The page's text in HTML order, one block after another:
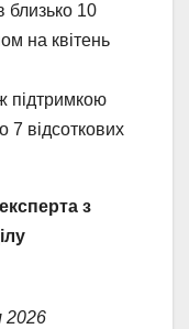
близько 10
на квітень
підтримкою
відсоткових
з
2026